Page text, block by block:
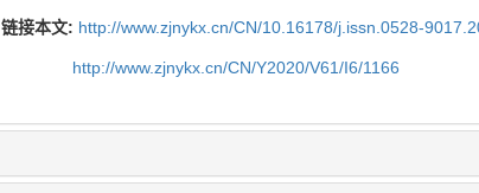
链接本文: http://www.zjnykx.cn/CN/10.16178/j.issn.0528-
http://www.zjnykx.cn/CN/Y2020/V61/I6/1166